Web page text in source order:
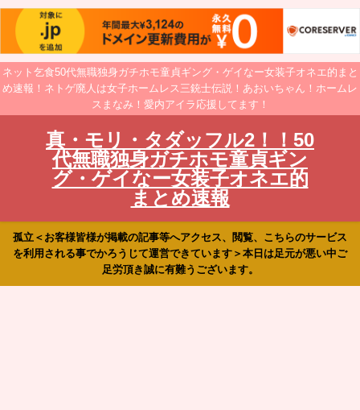
ネット乞食50代無職独身ガチホモ童貞ギング・ゲイなー女装子オネエ的まと
め速報！ネトゲ廃人は女子ホームレス三銃士伝説！あおいちゃん！ホームレ
スまなみ！愛内アイラ応援してます！
真・モリ・タダッフル2！！50
代無職独身ガチホモ童貞ギン
グ・ゲイなー女装子オネエ的
まとめ速報
孤立＜お客様皆様が掲載の記事等へアクセス、閲覧、こちらのサービス
を利用される事でかろうじて運営できています＞本日は足元が悪い中ご
足労頂き誠に有難うございます。